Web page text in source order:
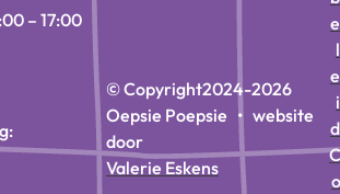
– 17:00
© Copyright2024-2026
Oepsie Poepsie • website
door
Valerie Eskens
e
l
e
i
d
C
o